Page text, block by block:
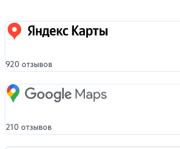
Яндекс карты
920 отзывов
Google Maps
210 отзывов